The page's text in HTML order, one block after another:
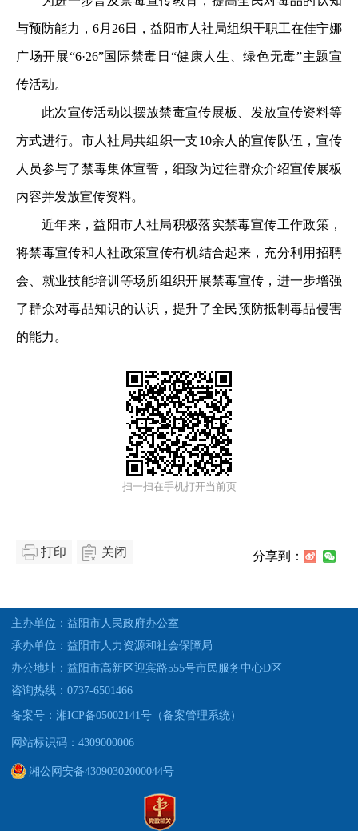
与预防能力，6月26日，益阳市人社局组织干职工在佳宁娜
广场开展“6·26”国际禁毒日“健康人生、绿色无毒”主题宣
传活动。
此次宣传活动以摆放禁毒宣传展板、发放宣传资料等
方式进行。市人社局共组织一支10余人的宣传队伍，宣传
人员参与了禁毒集体宣誓，细致为过往群众介绍宣传展板
内容并发放宣传资料。
近年来，益阳市人社局积极落实禁毒宣传工作政策，
将禁毒宣传和人社政策宣传有机结合起来，充分利用招聘
会、就业技能培训等场所组织开展禁毒宣传，进一步增强
了群众对毒品知识的认识，提升了全民预防抵制毒品侵害
的能力。
扫一扫在手机打开当前页
打印 关闭 分享到：
主办单位：益阳市人民政府办公室
承办单位：益阳市人力资源和社会保障局
办公地址：益阳市高新区迎宾路555号市民服务中心D区
咨询热线：0737-6501466
备案号：湘ICP备05002141号（备案管理系统）
网站标识码：4309000006
湘公网安备43090302000044号